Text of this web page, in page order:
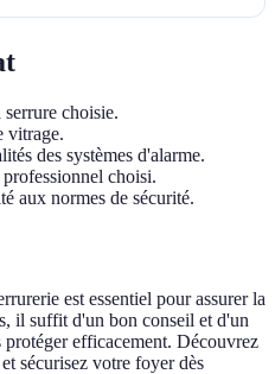
choisie.
vitrage.
des systèmes d'alarme.
choisi.
aux normes de sécurité.
est essentiel pour assurer la
il suffit d'un bon conseil et d'un
efficacement. Découvrez
sécurisez votre foyer dès